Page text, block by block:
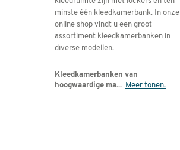
minste één kleedkamerbank. In onze
online shop vindt u een groot
assortiment kleedkamerbanken in
diverse modellen.
Kleedkamerbanken van
hoogwaardige ma... Meer tonen.